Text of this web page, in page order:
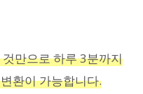
만으로 하루 3분까지
환이 가능합니다.